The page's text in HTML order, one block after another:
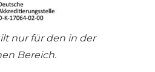
nur für den in der
Bereich.